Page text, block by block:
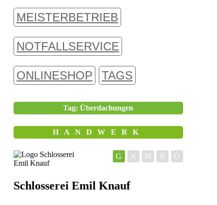
MEISTERBETRIEB
NOTFALLSERVICE
ONLINESHOP TAGS
Tag: Überdachungen
HANDWERK
O
N
M
A
G
Schlosserei Emil Knauf